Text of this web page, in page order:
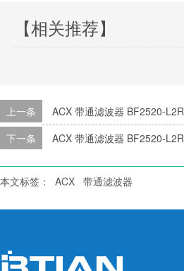
【相关推荐】
上一条
ACX 带通滤波器 BF2520-
下一条
ACX 带通滤波器 BF2520-
本文标签： ACX 带通滤波器